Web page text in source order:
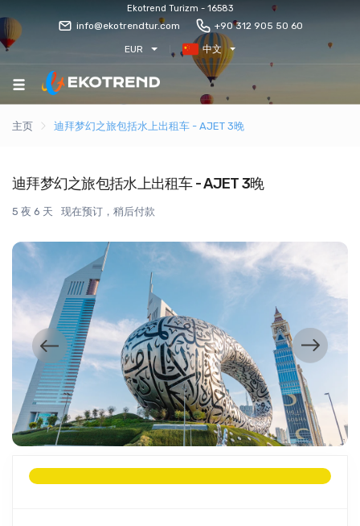
Ekotrend Turizm - 16583
info@ekotrendtur.com +90 312 905 50 60
EUR 中文
主页 迪拜梦幻之旅包括水上出租车 - AJET 3晚
迪拜梦幻之旅包括水上出租车 - AJET 3晚
5 夜 6 天 现在预订，稍后付款